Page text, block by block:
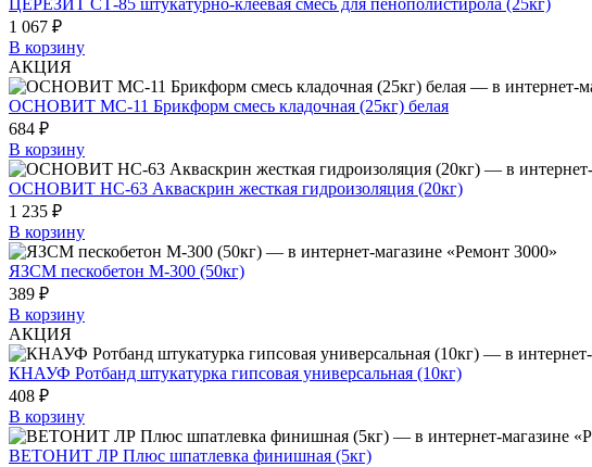
1 067 ₽
В корзину
АКЦИЯ
ОСНОВИТ МС-11 Брикформ смесь кладочная (25кг) белая
684 ₽
В корзину
ОСНОВИТ НС-63 Акваскрин жесткая гидроизоляция (20кг)
1 235 ₽
В корзину
ЯЗСМ пескобетон М-300 (50кг)
389 ₽
В корзину
АКЦИЯ
КНАУФ Ротбанд штукатурка гипсовая универсальная (10кг)
408 ₽
В корзину
ВЕТОНИТ ЛР Плюс шпатлевка финишная (5кг)